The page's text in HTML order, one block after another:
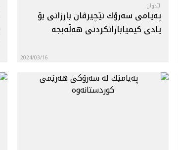
لێدوان
په‌يامى سه‌رۆك نێچيرڤان بارزانى بۆ
يادى كيميابارانكردنى هه‌ڵه‌بجه‌
2024/03/16